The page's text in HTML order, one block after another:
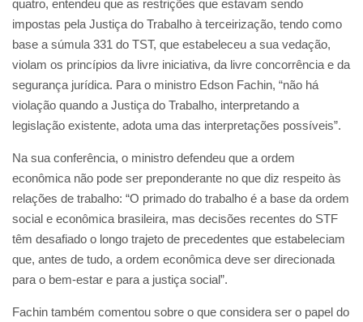
quatro, entendeu que as restrições que estavam sendo
impostas pela Justiça do Trabalho à terceirização, tendo como
base a súmula 331 do TST, que estabeleceu a sua vedação,
violam os princípios da livre iniciativa, da livre concorrência e da
segurança jurídica. Para o ministro Edson Fachin, “não há
violação quando a Justiça do Trabalho, interpretando a
legislação existente, adota uma das interpretações possíveis”.
Na sua conferência, o ministro defendeu que a ordem
econômica não pode ser preponderante no que diz respeito às
relações de trabalho: “O primado do trabalho é a base da ordem
social e econômica brasileira, mas decisões recentes do STF
têm desafiado o longo trajeto de precedentes que estabeleciam
que, antes de tudo, a ordem econômica deve ser direcionada
para o bem-estar e para a justiça social”.
Fachin também comentou sobre o que considera ser o papel do